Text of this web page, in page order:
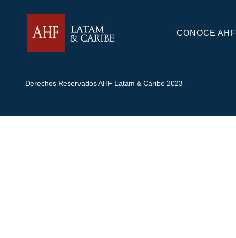
CONOCE AHF
Derechos Reservados AHF Latam & Caribe 2023